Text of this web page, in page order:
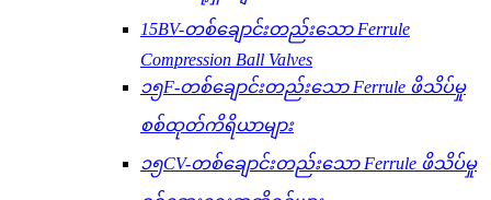
15BV-တစ်ချောင်းတည်းသော Ferrule
Compression Ball Valves
၁၅F-တစ်ချောင်းတည်းသော Ferrule ဖိသိပ်မှု
စစ်ထုတ်ကိရိယာများ
၁၅CV-တစ်ချောင်းတည်းသော Ferrule ဖိသိပ်မှု